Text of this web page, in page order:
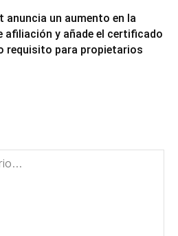
anuncia un aumento en la
afiliación y añade el certificado
requisito para propietarios